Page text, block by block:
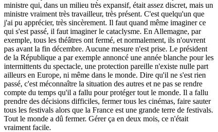
ministre qui, dans un milieu très expansif, était assez discret, mais un
ministre vraiment très travailleur, très présent. C'est quelqu'un que
j'ai pu apprécier, très sincèrement. Il faut quand même imaginer ce
qui s'est passé, il faut imaginer le cataclysme. En Allemagne, par
exemple, tous les théâtres ont fermé, et normalement, ils n'ouvrent
pas avant la fin décembre. Aucune mesure n'est prise. Le président
de la République a par exemple annoncé une année blanche pour les
intermittents du spectacle, une protection pareille n'existe nulle part
ailleurs en Europe, ni même dans le monde. Dire qu'il ne s'est rien
passé, c'est méconnaître la situation des autres et ne pas se rendre
compte du temps qu'il a fallu pour protéger tout le monde. Il a fallu
prendre des décisions difficiles, fermer tous les cinémas, faire sauter
tous les festivals alors que la France est une grande terre de festivals.
Tout le monde a dû fermer. Gérer ça en deux mois, ce n'était
vraiment facile.